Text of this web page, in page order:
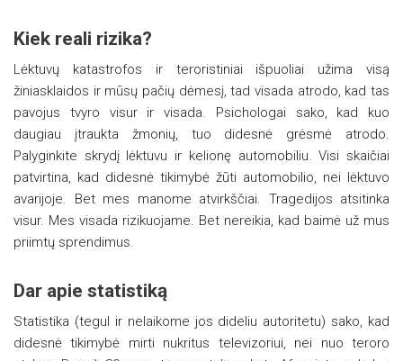
Kiek reali rizika?
Lėktuvų katastrofos ir teroristiniai išpuoliai užima visą
žiniasklaidos ir mūsų pačių dėmesį, tad visada atrodo, kad tas
pavojus tvyro visur ir visada. Psichologai sako, kad kuo
daugiau įtraukta žmonių, tuo didesnė grėsmė atrodo.
Palyginkite skrydį lėktuvu ir kelionę automobiliu. Visi skaičiai
patvirtina, kad didesnė tikimybė žūti automobilio, nei lėktuvo
avarijoje. Bet mes manome atvirkščiai. Tragedijos atsitinka
visur. Mes visada rizikuojame. Bet nereikia, kad baimė už mus
priimtų sprendimus.
Dar apie statistiką
Statistika (tegul ir nelaikome jos dideliu autoritetu) sako, kad
didesnė tikimybė mirti nukritus televizoriui, nei nuo teroro